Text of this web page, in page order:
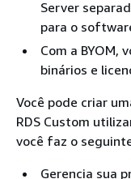
Server
para o
Com a BYOM,
binários e
Você pode criar
RDS Custom
você faz o
Gerencia sua